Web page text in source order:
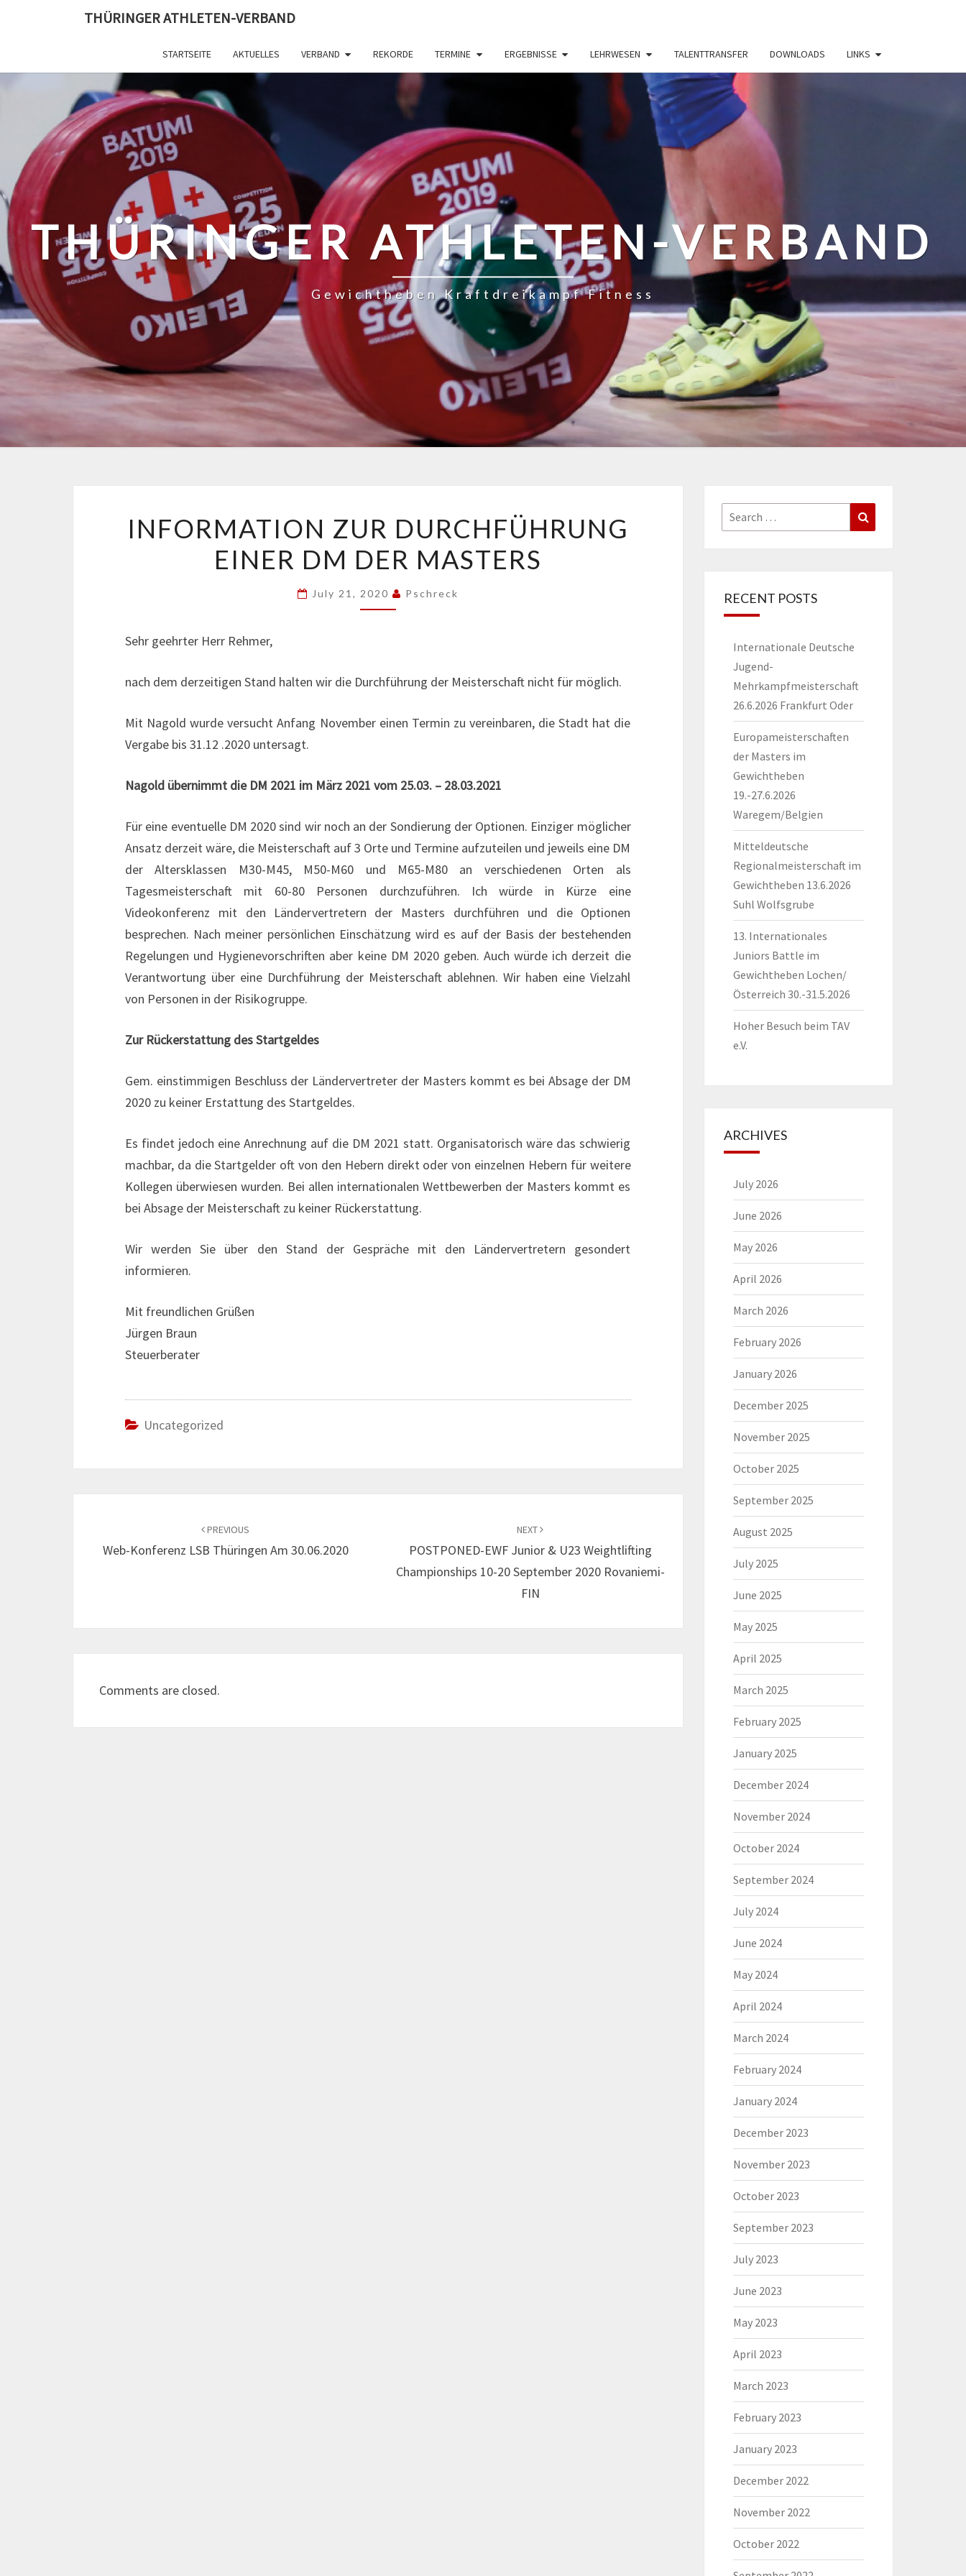
THÜRINGER ATHLETEN-VERBAND
STARTSEITE AKTUELLES VERBAND REKORDE TERMINE ERGEBNISSE LEHRWESEN TALENTTRANSFER DOWNLOADS LINKS
THÜRINGER ATHLETEN-VERBAND
Gewichtheben Kraftdreikampf Fitness
ZUR
DURCHFÜHRUNG
EINER
DM
INFORMATION ZUR DURCHFÜHRUNG
EINER DM DER MASTERS
July 21, 2020 Pschreck
Sehr geehrter Herr Rehmer,
nach dem derzeitigen Stand halten wir die Durchführung der Meisterschaft nicht für möglich.
Mit Nagold wurde versucht Anfang November einen Termin zu vereinbaren, die Stadt hat die
Vergabe bis 31.12 .2020 untersagt.
Nagold übernimmt die DM 2021 im März 2021 vom 25.03. – 28.03.2021
Für eine eventuelle DM 2020 sind wir noch an der Sondierung der Optionen. Einziger möglicher
Ansatz derzeit wäre, die Meisterschaft auf 3 Orte und Termine aufzuteilen und jeweils eine DM
der Altersklassen M30-M45, M50-M60 und M65-M80 an verschiedenen Orten als
Tagesmeisterschaft mit 60-80 Personen durchzuführen. Ich würde in Kürze eine
Videokonferenz mit den Ländervertretern der Masters durchführen und die Optionen
besprechen. Nach meiner persönlichen Einschätzung wird es auf der Basis der bestehenden
Regelungen und Hygienevorschriften aber keine DM 2020 geben. Auch würde ich derzeit die
Verantwortung über eine Durchführung der Meisterschaft ablehnen. Wir haben eine Vielzahl
von Personen in der Risikogruppe.
Zur Rückerstattung des Startgeldes
Gem. einstimmigen Beschluss der Ländervertreter der Masters kommt es bei Absage der DM
2020 zu keiner Erstattung des Startgeldes.
Es findet jedoch eine Anrechnung auf die DM 2021 statt. Organisatorisch wäre das schwierig
machbar, da die Startgelder oft von den Hebern direkt oder von einzelnen Hebern für weitere
Kollegen überwiesen wurden. Bei allen internationalen Wettbewerben der Masters kommt es
bei Absage der Meisterschaft zu keiner Rückerstattung.
Wir werden Sie über den Stand der Gespräche mit den Ländervertretern gesondert
informieren.
Mit freundlichen Grüßen
Jürgen Braun
Steuerberater
Uncategorized
PREVIOUS
Web-Konferenz LSB Thüringen Am 30.06.2020
NEXT
POSTPONED-EWF Junior & U23 Weightlifting
Championships 10-20 September 2020 Rovaniemi-
FIN
Comments are closed.
Search
for:
RECENT POSTS
Internationale Deutsche
Jugend-
Mehrkampfmeisterschaft
26.6.2026 Frankfurt Oder
Europameisterschaften
der Masters im
Gewichtheben
19.-27.6.2026
Waregem/Belgien
Mitteldeutsche
Regionalmeisterschaft im
Gewichtheben 13.6.2026
Suhl Wolfsgrube
13. Internationales
Juniors Battle im
Gewichtheben Lochen/
Österreich 30.-31.5.2026
Hoher Besuch beim TAV
e.V.
ARCHIVES
July 2026
June 2026
May 2026
April 2026
March 2026
February 2026
January 2026
December 2025
November 2025
October 2025
September 2025
August 2025
July 2025
June 2025
May 2025
April 2025
March 2025
February 2025
January 2025
December 2024
November 2024
October 2024
September 2024
July 2024
June 2024
May 2024
April 2024
March 2024
February 2024
January 2024
December 2023
November 2023
October 2023
September 2023
July 2023
June 2023
May 2023
April 2023
March 2023
February 2023
January 2023
December 2022
November 2022
October 2022